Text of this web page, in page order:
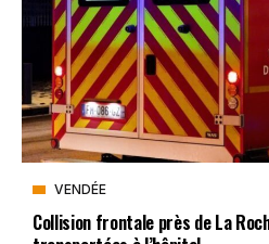
VENDÉE
Collision frontale près de La